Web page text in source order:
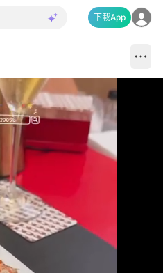
下載App